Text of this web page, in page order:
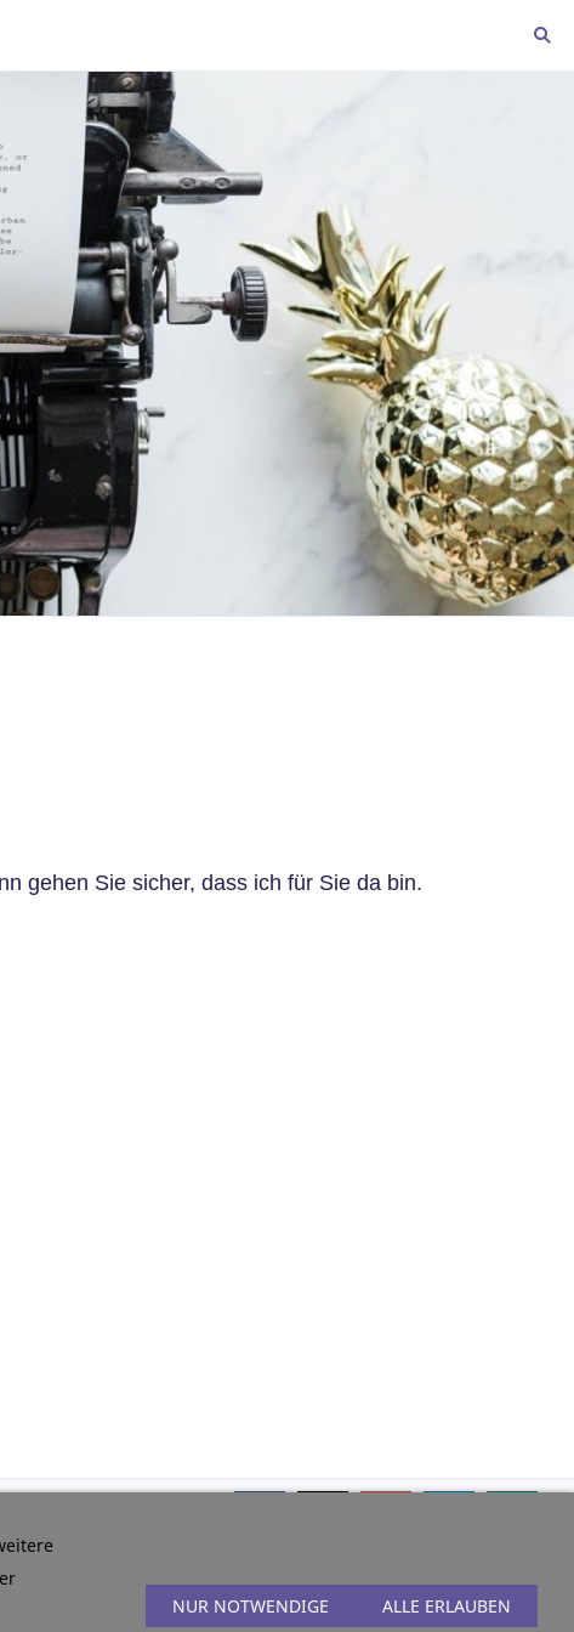
gehen Sie sicher, dass ich für Sie da bin.
NUR NOTWENDIGE ALLE ERLAUBEN